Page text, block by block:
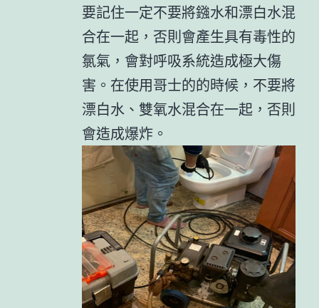
要記住一定不要將鏹水和漂白水混
合在一起，否則會產生具有毒性的
氯氣，會對呼吸系統造成極大傷
害。在使用哥士的的時候，不要將
漂白水、雙氧水混合在一起，否則
會造成爆炸。